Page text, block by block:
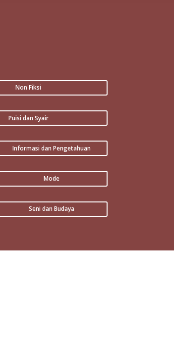
Non Fiksi
Puisi dan Syair
Informasi dan Pengetahuan
Mode
Seni dan Budaya